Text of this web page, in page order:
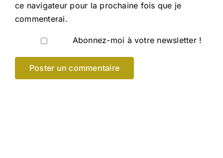
ce navigateur pour la prochaine fois que je
commenterai.
Abonnez-moi à votre newsletter !